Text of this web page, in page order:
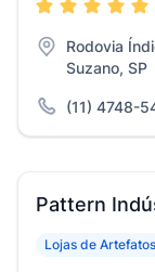
Rodovia
Suzano, SP
(11) 4748-
Pattern
Lojas de